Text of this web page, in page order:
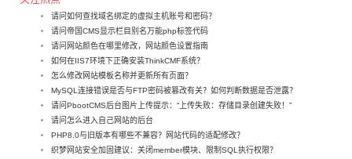
请问如何查找域名绑定的虚拟主机账号和密码？
请问帝国CMS显示栏目别名万能php标签代码
请问网站颜色在哪里修改，网站颜色设置指南
如何在IIS7环境下正确安装ThinkCMF系统？
怎么修改网站模板名称并更新所有页面？
MySQL连接错误是否与FTP密码被篡改有关？如何判断数据是否泄露？
请问PbootCMS后台图片上传提示：“上传失败：存储目录创建失败！”
请问怎么进入自己网站的后台
PHP8.0与旧版本有哪些不兼容？网站代码的适配修改？
织梦网站安全加固建议：关闭member模块、限制SQL执行权限？